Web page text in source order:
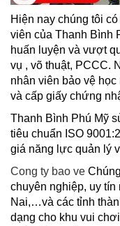
Hiện nay chúng tôi
viên của Thanh Bình
huấn luyện và vượt
vụ , võ thuật, PCCC.
nhân viên bảo vệ
và cấp giấy chứng
Thanh Bình Phú Mỹ
tiêu chuẩn ISO
giá năng lực quản lý
Cong ty bao ve
chuyên nghiệp, uy
Nai,…và các tỉnh
dạng cho khu vui